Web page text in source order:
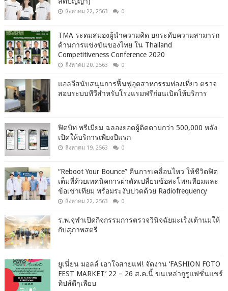
สิงหาคม 22, 2563 0
TMA ระดมสมองผู้นำความคิด ยกระดับความสามารถ
ด้านการแข่งขันของไทย ใน Thailand
Competitiveness Conference 2020
สิงหาคม 20, 2563 0
แอลจีสนับสนุนการฟื้นฟูอุตสาหกรรมท่องเที่ยว ตรวจ
สอบระบบทีวีสำหรับโรงแรมฟรีก่อนเปิดให้บริการ
ฟิตบิท พรีเมียม ฉลองยอดผู้ติดตามกว่า 500,000 หลัง
เปิดให้บริการเพียงปีแรก
สิงหาคม 19, 2563 0
“Reboot Your Bounce” คืนการเคลื่อนไหว ให้ชีวิตฟิต
เต็มที่ด้วยเทคนิคการผ่าตัดเปลี่ยนข้อสะโพกเทียมและ
ข้อเข่าเทียม พร้อมระงับปวดด้วย Radiofrequency
สิงหาคม 22, 2563 0
ร.พ.จุฬาเปิดกิจกรรมการตรวจวินิจฉัยมะเร็งเต้านมให้
กับสุภาพสตรี
ยูเนี่ยน มอลล์ เอาใจสายแฟ! จัดงาน ‘FASHION FOTO
FEST MARKET’ 22 – 26 ส.ค.นี้ ขนเหล่ากูรูแฟชั่นแชร์
ทิปส์ดีๆเพียบ